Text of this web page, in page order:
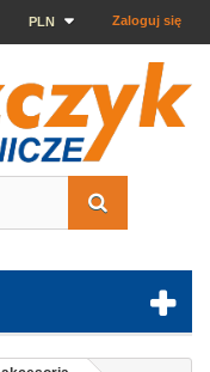
Zaloguj się
PLN